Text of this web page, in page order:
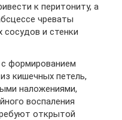
к перитониту, а
чреваты
и стенки
формированием
кишечных петель,
наложениями,
воспаления
открытой